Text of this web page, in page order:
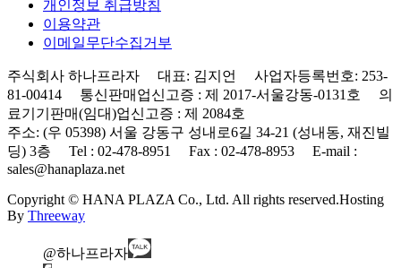
개인정보 취급방침
이용약관
이메일무단수집거부
주식회사 하나프라자 대표: 김지언 사업자등록번호: 253-
81-00414 통신판매업신고증 : 제 2017-서울강동-0131호 의
료기기판매(임대)업신고증 : 제 2084호
주소: (우 05398) 서울 강동구 성내로6길 34-21 (성내동, 재진빌
딩) 3층 Tel : 02-478-8951 Fax : 02-478-8953 E-mail :
sales@hanaplaza.net
Copyright © HANA PLAZA Co., Ltd. All rights reserved.Hosting
By Threeway
@하나프라자